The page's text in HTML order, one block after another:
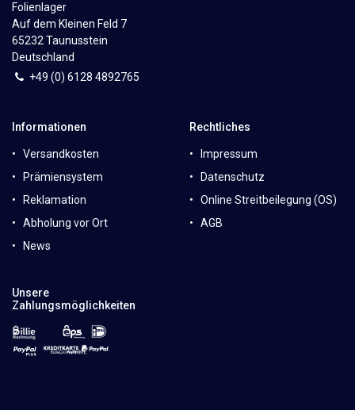
Folienlager
Auf dem Kleinen Feld 7
65232 Taunusstein
Deutschland
+49 (0) 6128 4892765
Informationen
Versandkosten
Prämiensystem
Reklamation
Abholung vor Ort
News
Rechtliches
Impressum
Datenschutz
Online Streitbeilegung (OS)
AGB
Unsere
Zahlungsmöglichkeiten